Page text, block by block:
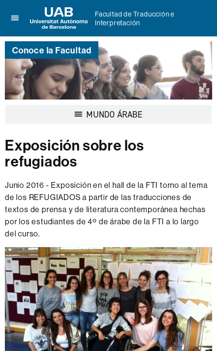
aquí
para
desplegar
el
menú
de
Facultad
Universitat
Autònoma
de
Barcelona
Facultad de Traducción e
Interpretación
Conoce la Facultad
MUNDO ÁRABE
Exposición sobre los
refugiados
Junio ​​2016 - Exposición en el hall de la FTI torno al tema
de los REFUGIADOS a partir de las traducciones de
textos de prensa y de literatura contemporánea hechas
por los estudiantes de 4º de árabe de la FTI a lo largo
del curso.